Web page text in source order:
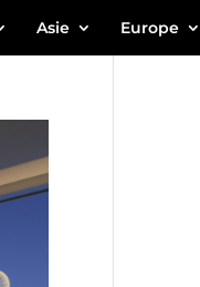
Asie Europe